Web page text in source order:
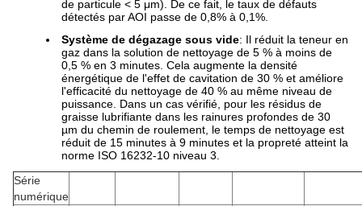
de particule < 5 μm). De ce fait, le taux de défauts
détectés par AOI passe de 0,8% à 0,1%.
Système de dégazage sous vide: Il réduit la teneur en
gaz dans la solution de nettoyage de 5 % à moins de
0,5 % en 3 minutes. Cela augmente la densité
énergétique de l'effet de cavitation de 30 % et améliore
l'efficacité du nettoyage de 40 % au même niveau de
puissance. Dans un cas vérifié, pour les résidus de
graisse lubrifiante dans les rainures profondes de 30
µm du chemin de roulement, le temps de nettoyage est
réduit de 15 minutes à 9 minutes et la propreté atteint la
norme ISO 16232-10 niveau 3.
Série
numérique